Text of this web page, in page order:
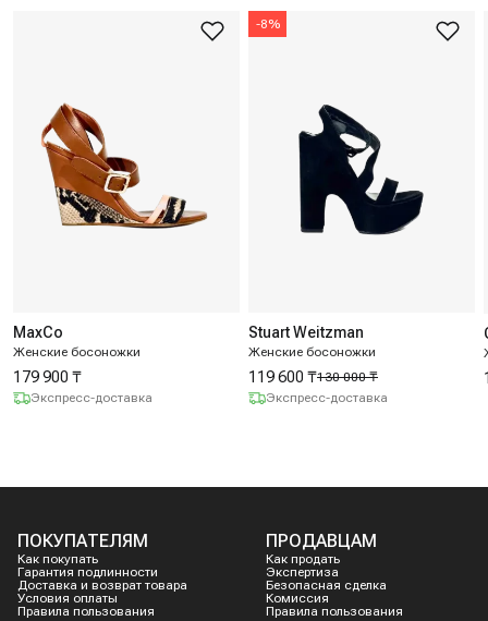
MaxCo
Женские босоножки
179 900 ₸
Экспресс-доставка
-8%
Stuart Weitzman
Женские босоножки
130 000 ₸
119 600 ₸
Экспресс-доставка
ПОКУПАТЕЛЯМ
Как покупать
Гарантия подлинности
Доставка и возврат товара
Условия оплаты
Правила пользования
ПРОДАВЦАМ
Как продать
Экспертиза
Безопасная сделка
Комиссия
Правила пользования